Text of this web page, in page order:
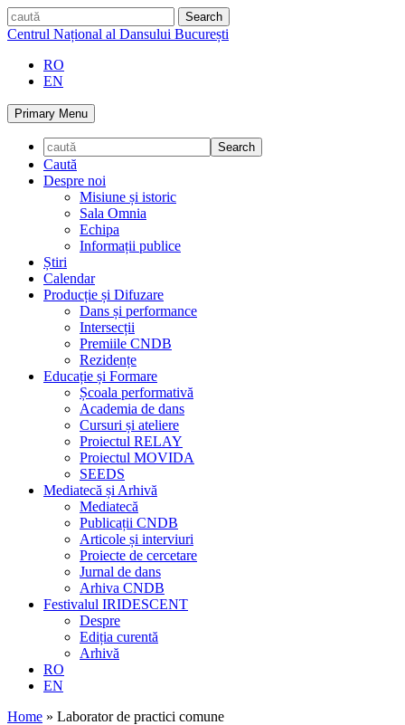
Skip
to
caută
Centrul Național al Dansului București
RO
EN
Primary Menu
Caută
Despre noi
Misiune și istoric
Sala Omnia
Echipa
Informații publice
Știri
Calendar
Producție și Difuzare
Dans și performance
Intersecții
Premiile CNDB
Rezidențe
Educație și Formare
Școala performativă
Academia de dans
Cursuri și ateliere
Proiectul RELAY
Proiectul MOVIDA
SEEDS
Mediatecă și Arhivă
Mediatecă
Publicații CNDB
Articole și interviuri
Proiecte de cercetare
Jurnal de dans
Arhiva CNDB
Festivalul IRIDESCENT
Despre
Ediția curentă
Arhivă
RO
EN
Home » Laborator de practici comune